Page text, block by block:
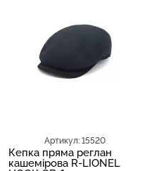
Артикул: 15520
Кепка пряма реглан
кашемірова R-LIONEL